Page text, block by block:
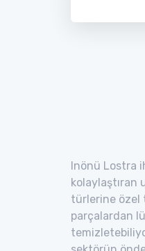
Inönü Lostra
kolaylaştıran
türlerine özel
parçalardan